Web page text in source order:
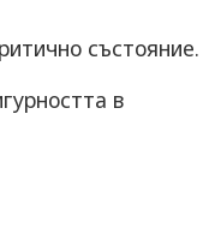
състояние.
в